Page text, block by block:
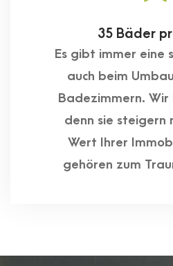
35 Bäder
Es gibt immer eine
auch beim
Badezimmern.
denn sie steigern
Wert Ihrer
gehören zum